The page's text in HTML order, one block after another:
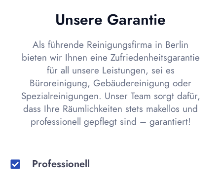
Unsere Garantie
Als führende Reinigungsfirma in Berlin
bieten wir Ihnen eine Zufriedenheitsgarantie
für all unsere Leistungen, sei es
Büroreinigung, Gebäudereinigung oder
Spezialreinigungen. Unser Team sorgt dafür,
dass Ihre Räumlichkeiten stets makellos und
professionell gepflegt sind – garantiert!
Professionell